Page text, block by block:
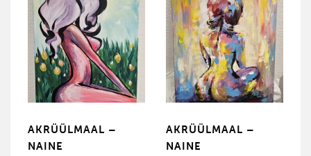
AKRÜÜLMAAL –
NAINE
AKRÜÜLMAAL –
NAINE